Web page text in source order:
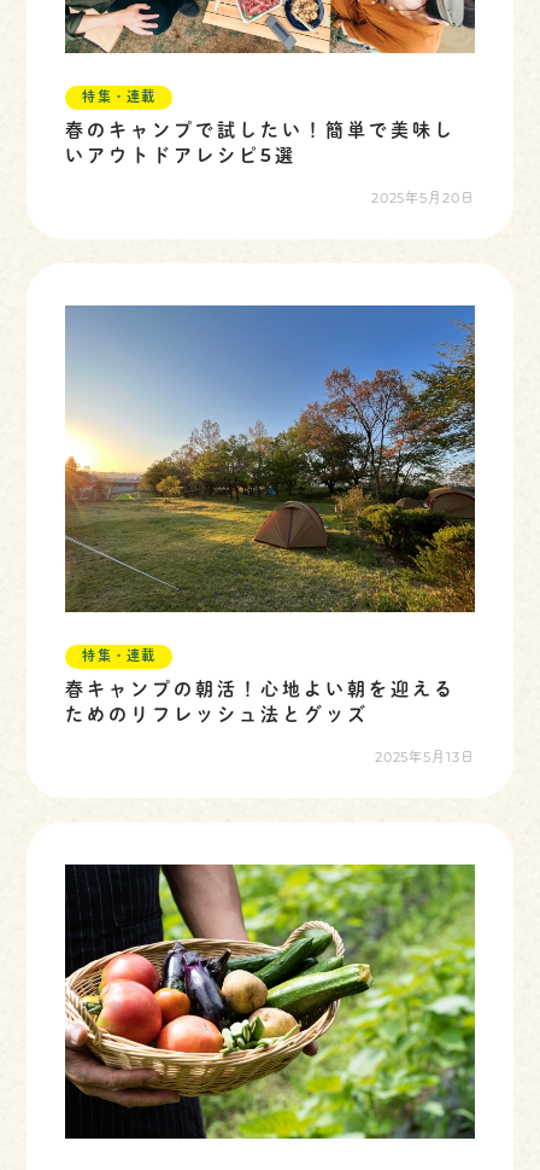
特集・連載
春のキャンプで試したい！簡単で美味し
いアウトドアレシピ5選
2025年5月20日
特集・連載
春キャンプの朝活！心地よい朝を迎える
ためのリフレッシュ法とグッズ
2025年5月13日